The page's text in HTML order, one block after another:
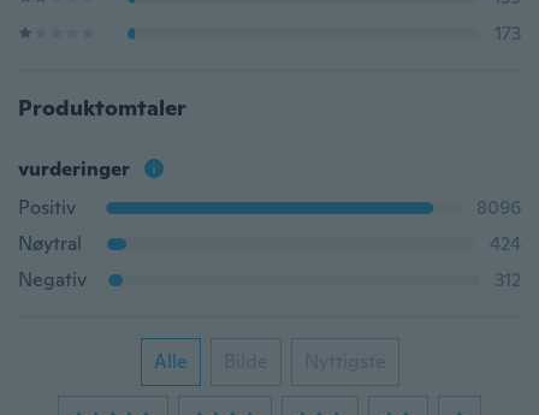
173
Produktomtaler
vurderinger
Positiv
8096
Nøytral
424
Negativ
312
Alle Bilde Nyttigste